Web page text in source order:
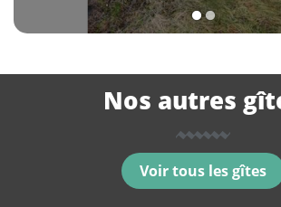
1 2
Nos autres
Voir tous les gîtes